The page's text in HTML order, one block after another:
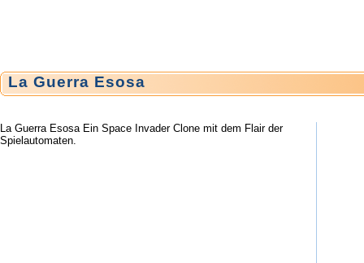
La Guerra Esosa
La Guerra Esosa Ein Space Invader Clone mit dem Flair der
Spielautomaten.